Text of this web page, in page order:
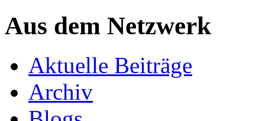
Aus dem Netzwerk
Aktuelle Beiträge
Archiv